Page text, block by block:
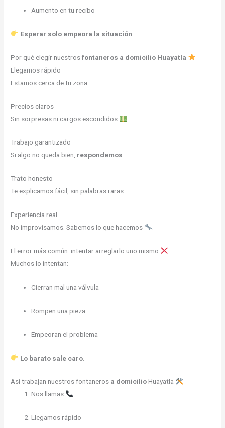
Aumento en tu recibo
Esperar solo empeora la situación
Por qué elegir nuestrosfontaneros a domicilio Huayatla
Llegamos rápido
Estamos cerca de tu zona.
Precios claros
Sin sorpresas ni cargos escondidos
Trabajo garantizado
Si algo no queda bien, respondemos.
Trato honesto
Te explicamos fácil, sin palabras raras.
Experiencia real
No improvisamos. Sabemos lo que hacemos
El error más común: intentar arreglarlo uno mismo
Muchos lo intentan:
Cierran mal una válvula
Rompen una pieza
Empeoran el problema
Lo barato sale caro.
Así trabajan nuestros fontaneros a domicilioHuayatla
Nos llamas
Llegamos rápido